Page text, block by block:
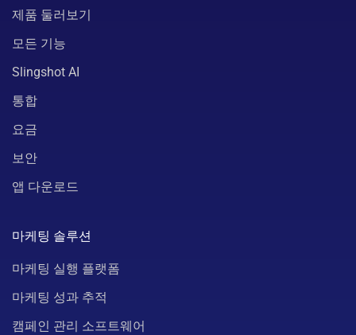
제품 둘러보기
모든 기능
Slingshot AI
통합
요금
보안
앱 다운로드
마케팅 솔루션
마케팅 실행 플랫폼
마케팅 성과 추적
캠페인 관리 소프트웨어